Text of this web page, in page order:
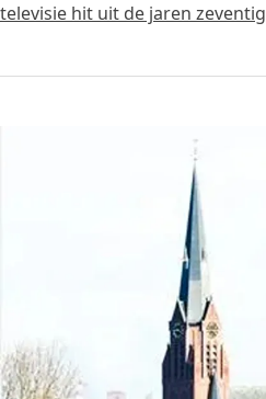
televisie hit uit de jaren